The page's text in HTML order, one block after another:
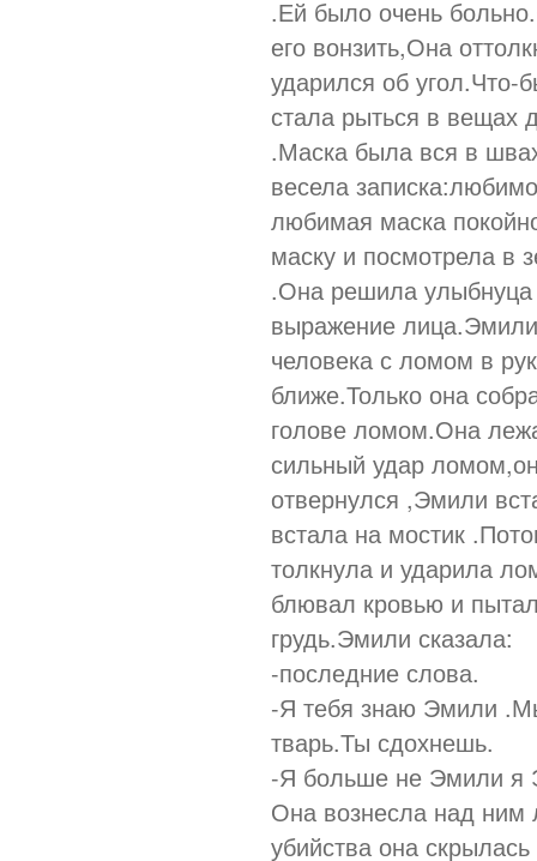
.Ей было очень
его вонзить,Она
ударился об
стала рыться в
.Маска была вся в
весела
любимая маска
маску и посмотрела в
.Она решила улыбнуца
выражение
человека с ломом в
ближе.Только она
голове ломом.Она
сильный удар
отвернулся ,Эмили
встала на мостик
толкнула и ударила
блювал кровью и
грудь.Эмили сказала:
-последние слова.
-Я тебя знаю Эмили
тварь.Ты сдохнешь.
-Я больше не Эмили я
Она вознесла над ним
убийства она